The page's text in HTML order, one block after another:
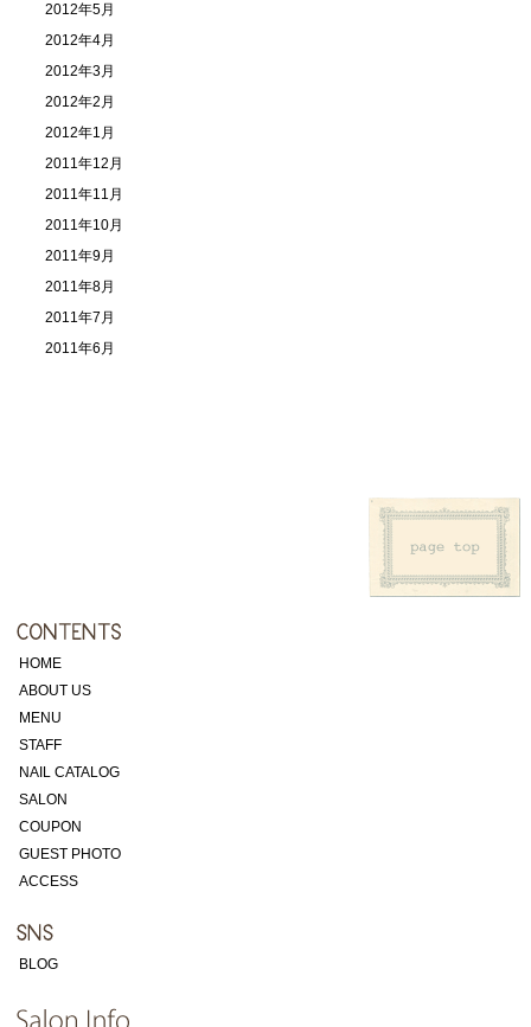
2012年5月
2012年4月
2012年3月
2012年2月
2012年1月
2011年12月
2011年11月
2011年10月
2011年9月
2011年8月
2011年7月
2011年6月
HOME
ABOUT US
MENU
STAFF
NAIL CATALOG
SALON
COUPON
GUEST PHOTO
ACCESS
BLOG